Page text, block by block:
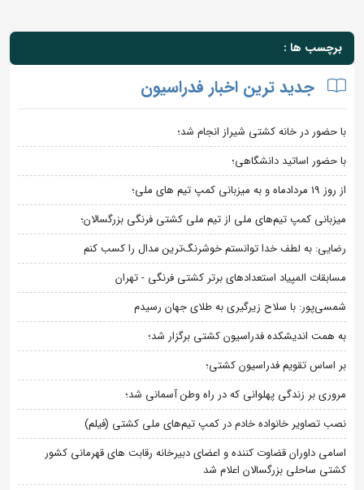
برچسب ها :
جدید ترین اخبار فدراسیون
با حضور در خانه کشتی شیراز انجام شد؛
با حضور اساتید دانشگاهی؛
از روز 19 مردادماه و به میزبانی کمپ تیم های ملی؛
میزبانی کمپ تیم‌های ملی از تیم ملی کشتی فرنگی بزرگسالان؛
رضایی: به لطف خدا توانستم خوشرنگ‌ترین مدال را کسب کنم
مسابقات المپیاد استعدادهای برتر کشتی فرنگی - تهران
شمسی‌پور: با سلاح زیرگیری به طلای جهان رسیدم
به همت اندیشکده فدراسیون کشتی برگزار شد؛
بر اساس تقویم فدراسیون کشتی؛
مروری بر زندگی پهلوانی که در راه وطن آسمانی شد؛
نصب تصاویر خانواده خادم در کمپ تیم‌های ملی کشتی (فیلم)
اسامی داوران قضاوت کننده و اعضای دبیرخانه رقابت های قهرمانی کشور
کشتی ساحلی بزرگسالان اعلام شد